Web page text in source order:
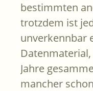
bestimmten
trotzdem ist
unverkennbar
Datenmaterial,
Jahre
mancher